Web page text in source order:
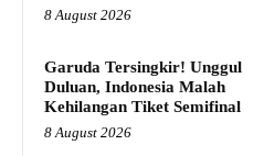
8 August 2026
Garuda Tersingkir! Unggul
Duluan, Indonesia Malah
Kehilangan Tiket Semifinal
8 August 2026